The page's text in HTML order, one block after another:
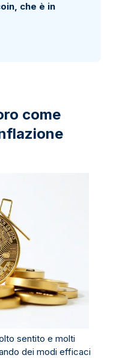
che è in
come
sentito e molti
dei modi efficaci